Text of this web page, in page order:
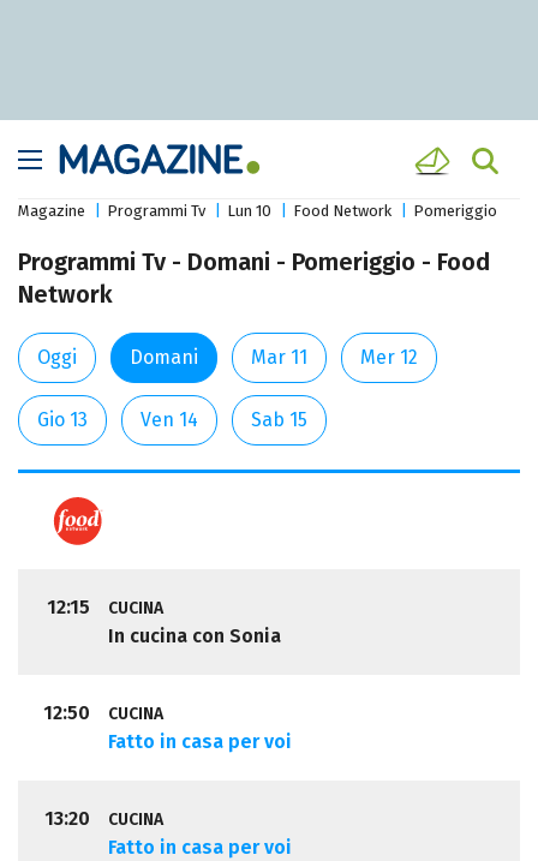
Magazine Programmi Tv Lun 10 Food Network Pomeriggio
Programmi Tv - Domani - Pomeriggio - Food
Network
Oggi Domani Mar 11 Mer 12
Gio 13 Ven 14 Sab 15
12:15 CUCINA
In cucina con Sonia
12:50 CUCINA
Fatto in casa per voi
13:20 CUCINA
Fatto in casa per voi